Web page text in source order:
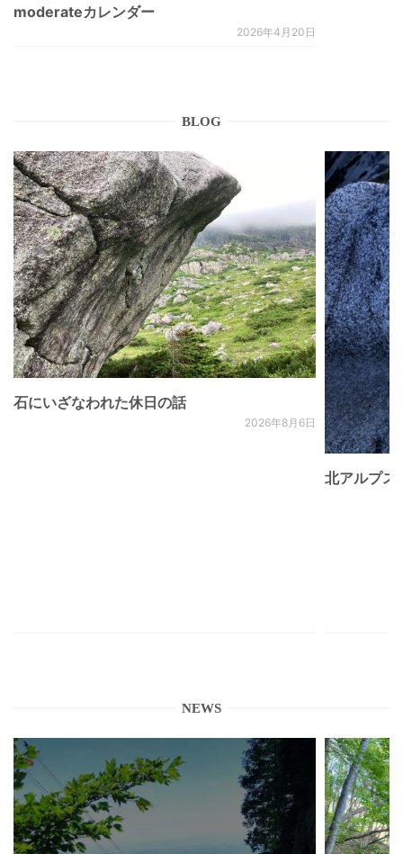
moderateカレンダー
2026年4月20日
BLOG
石にいざなわれた休日の話
2026年8月6日
北アルプ
NEWS